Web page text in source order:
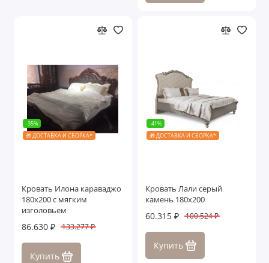
-35%
🎁 ДОСТАВКА И СБОРКА*
Кровать Илона караваджо
180х200 с мягким
изголовьем
86.630 ₽ 133.277 ₽
Купить
-41%
🎁 ДОСТАВКА И СБОРКА*
Кровать Лали серый
камень 180х200
60.315 ₽ 100.524 ₽
Купить